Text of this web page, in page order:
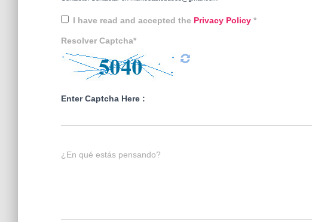
I have read and accepted the Privacy Policy *
Resolver Captcha*
Enter Captcha Here :
¿En qué estás pensando?